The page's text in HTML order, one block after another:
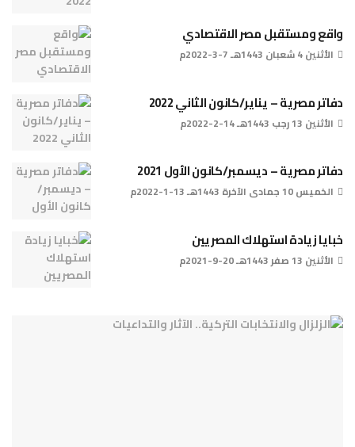
واقع ومستقبل مصر الاقتصادي
الأثنين 4 شعبان 1443هـ 7-3-2022م
دفاتر مصرية – يناير/كانون الثاني 2022
الأثنين 13 رجب 1443هـ 14-2-2022م
دفاتر مصرية – ديسمبر/كانون الأول 2021
الخميس 10 جمادى الآخرة 1443هـ 13-1-2022م
خبايا زيادة استهلاك المصريين
الأثنين 13 صفر 1443هـ 20-9-2021م